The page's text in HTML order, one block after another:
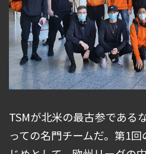
TSMが北米の最古参である
っての名門チームだ。第1